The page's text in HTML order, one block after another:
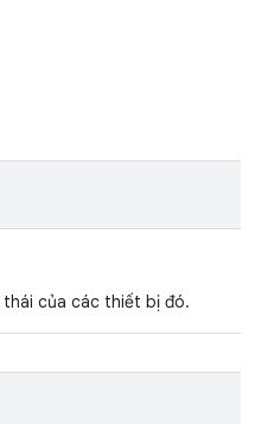
của các thiết bị đó.